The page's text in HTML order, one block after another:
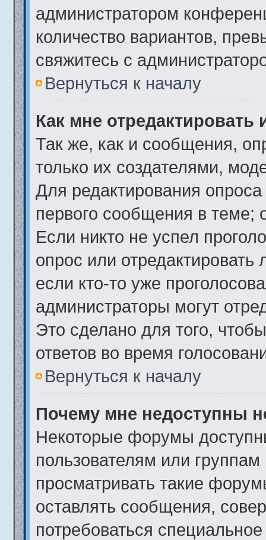
администратором
количество вариантов,
свяжитесь с
Вернуться к началу
Как мне отредактировать
Так же, как и сообщения,
только их создателями,
Для редактирования
первого сообщения в теме;
Если никто не успел
опрос или
если кто-то уже
администраторы могут
Это сделано для того,
ответов во время
Вернуться к началу
Почему мне недоступны
Некоторые форумы
пользователям или
просматривать такие
оставлять сообщения,
потребоваться